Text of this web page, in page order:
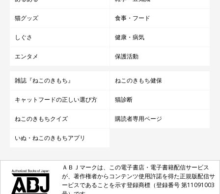
猫グッズ 食事・フード
しぐさ 健康・病気
エンタメ 保護活動
雑誌『ねこのきもち』 ねこのきもち健保
キャットフードの正しい選び方 猫診断
ねこのきもちクイズ 購読者専用ページ
いぬ・ねこのきもちアプリ
ＡＢＪマークは、この電子書店・電子書籍配信サービス
が、著作権者からコンテンツ使用許諾を得た正規版配信サ
ービスであることを示す登録商標（登録番号 第11091003